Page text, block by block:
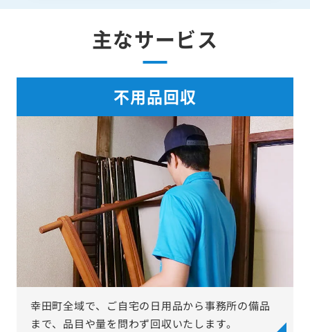
主なサービス
不用品回収
幸田町全域で、ご自宅の日用品から事務所の備品
まで、品目や量を問わず回収いたします。